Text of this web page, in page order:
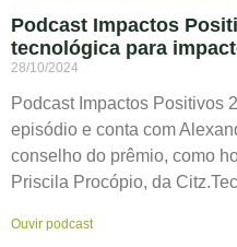
Podcast Impactos
tecnológica para
28/10/2024
Podcast Impactos Positivos
episódio e conta com
conselho do prêmio, como
Priscila Procópio, da
Ouvir podcast